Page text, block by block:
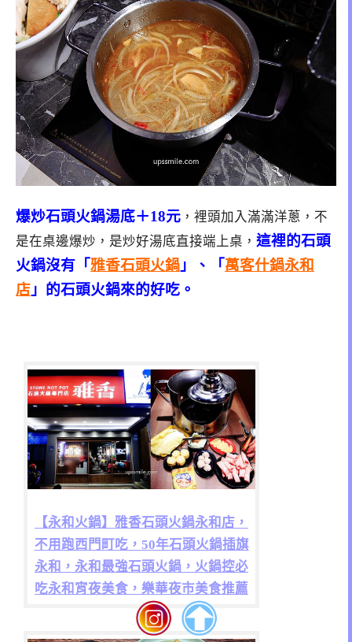
爆炒石頭火鍋湯底＋18元 ，裡頭加入滿滿洋蔥，不
是在桌邊爆炒，是炒好湯底直接端上桌， 這裡的石頭
火鍋沒有「雅香石頭火鍋 」、「 萬客什鍋永和
店 」的石頭火鍋來的好吃。
【永和火鍋】雅香石頭火鍋永和店，
不用跑西門町吃，50年石頭火鍋插旗
永和，永和最強石頭火鍋，火鍋控必
吃永和宵夜美食，樂華夜市美食推薦